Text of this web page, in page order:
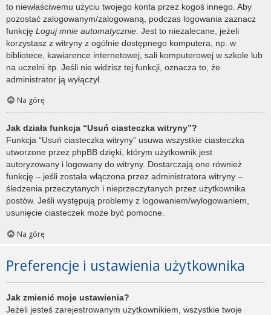
to niewłaściwemu użyciu twojego konta przez kogoś innego. Aby
pozostać zalogowanym/zalogowaną, podczas logowania zaznacz
funkcję Loguj mnie automatycznie . Jest to niezalecane, jeżeli
korzystasz z witryny z ogólnie dostępnego komputera, np. w
bibliotece, kawiarence internetowej, sali komputerowej w szkole lub
na uczelni itp. Jeśli nie widzisz tej funkcji, oznacza to, że
administrator ją wyłączył.
Na górę
Jak działa funkcja “Usuń ciasteczka witryny”?
Funkcja “Usuń ciasteczka witryny” usuwa wszystkie ciasteczka
utworzone przez phpBB dzięki, którym użytkownik jest
autoryzowany i logowany do witryny. Dostarczają one również
funkcję – jeśli została włączona przez administratora witryny –
śledzenia przeczytanych i nieprzeczytanych przez użytkownika
postów. Jeśli występują problemy z logowaniem/wylogowaniem,
usunięcie ciasteczek może być pomocne.
Na górę
Preferencje i ustawienia użytkownika
Jak zmienić moje ustawienia?
Jeżeli jesteś zarejestrowanym użytkownikiem, wszystkie twoje